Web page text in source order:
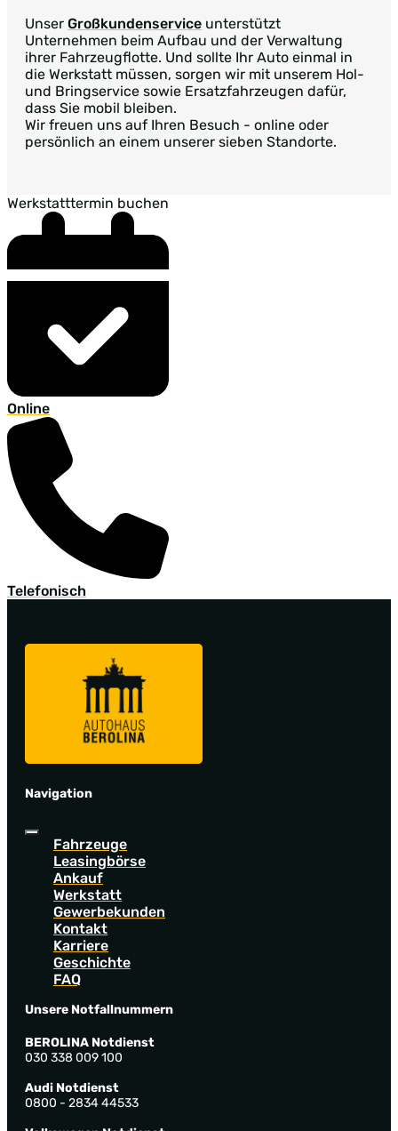
Unser Großkundenservice unterstützt
Unternehmen beim Aufbau und der Verwaltung
ihrer Fahrzeugflotte. Und sollte Ihr Auto einmal in
die Werkstatt müssen, sorgen wir mit unserem Hol-
und Bringservice sowie Ersatzfahrzeugen dafür,
dass Sie mobil bleiben.
Wir freuen uns auf Ihren Besuch - online oder
persönlich an einem unserer sieben Standorte.
Werkstatttermin buchen
Online
Telefonisch
Navigation
Fahrzeuge
Leasingbörse
Ankauf
Werkstatt
Gewerbekunden
Kontakt
Karriere
Geschichte
FAQ
Unsere Notfallnummern
BEROLINA Notdienst
030 338 009 100
Audi Notdienst
0800 - 2834 44533